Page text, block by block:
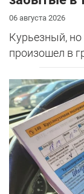
06 августа 2026
Курьезный,
произошел в